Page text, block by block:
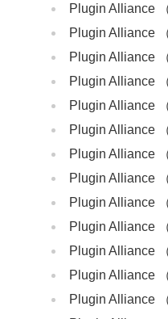
Plugin Alliance
Plugin Alliance
Audio
Plugin Alliance
Plugin Alliance
Plugin Alliance
Plugin Alliance
Plugin Alliance
bx_consolePlugin Alliance
bx_console SSL
Plugin Alliance
Plugin Alliance
Plugin Alliance
TBTECHPlugin Alliance
Plugin Alliance